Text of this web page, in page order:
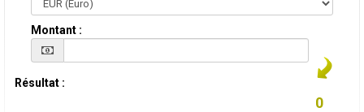
Montant :
Résultat :